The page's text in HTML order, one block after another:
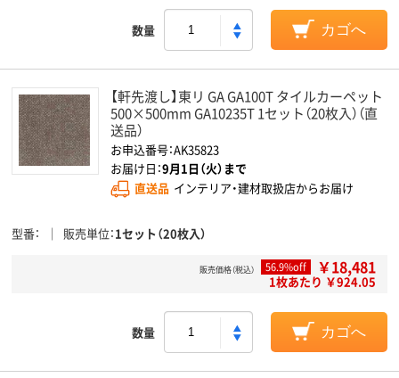
数量 カゴへ
【軒先渡し】東リ GA GA100T タイルカーペット
500×500mm GA10235T 1セット（20枚入）（直
送品）
お申込番号：AK35823
お届け日：9月1日（火）まで
直送品 インテリア・建材取扱店からお届け
型番 販売単位 1セット（20枚入）
販売価格（税込） 56.9%off ￥18,481
1枚あたり ￥924.05
数量 カゴへ